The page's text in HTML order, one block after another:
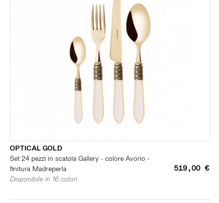
OPTICAL GOLD
Set 24 pezzi in scatola Gallery - colore Avorio -
finitura Madreperla
519,00 €
Disponibile in 16 colori